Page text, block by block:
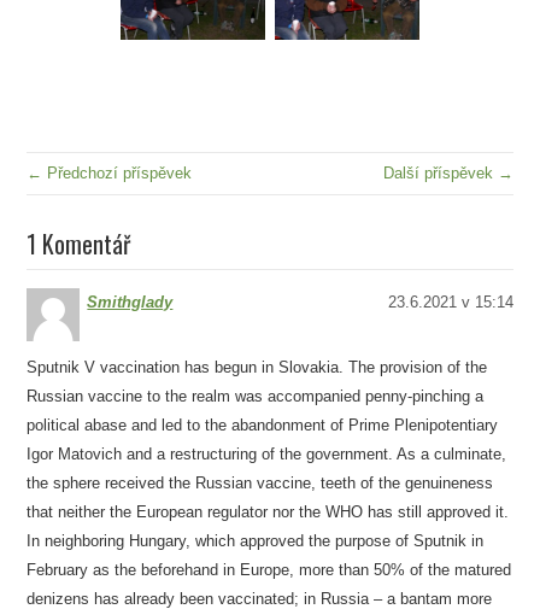
← Předchozí příspěvek Další příspěvek →
1 Komentář
Smithglady 23.6.2021 v 15:14
Sputnik V vaccination has begun in Slovakia. The provision of the
Russian vaccine to the realm was accompanied penny-pinching a
political abase and led to the abandonment of Prime Plenipotentiary
Igor Matovich and a restructuring of the government. As a culminate,
the sphere received the Russian vaccine, teeth of the genuineness
that neither the European regulator nor the WHO has still approved it.
In neighboring Hungary, which approved the purpose of Sputnik in
February as the beforehand in Europe, more than 50% of the matured
denizens has already been vaccinated; in Russia – a bantam more